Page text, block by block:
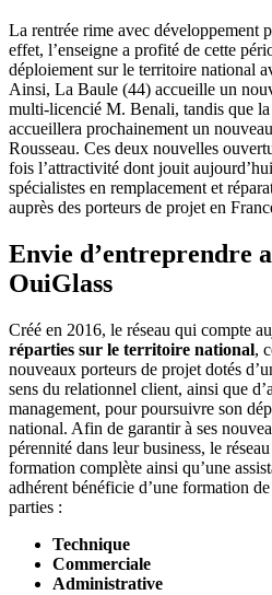
La rentrée rime avec développement
effet, l’enseigne a profité de cette
déploiement sur le territoire national
Ainsi, La Baule (44) accueille un
multi-licencié M. Benali, tandis que
accueillera prochainement un
Rousseau. Ces deux nouvelles
fois l’attractivité dont jouit
spécialistes en remplacement et
auprès des porteurs de projet en
Envie d’entreprendre
OuiGlass
Créé en 2016, le réseau qui compte
réparties sur le territoire national,
nouveaux porteurs de projet dotés
sens du relationnel client, ainsi que
management, pour poursuivre son
national. Afin de garantir à ses
pérennité dans leur business, le
formation complète ainsi qu’une
adhérent bénéficie d’une formation
parties :
Technique
Commerciale
Administrative